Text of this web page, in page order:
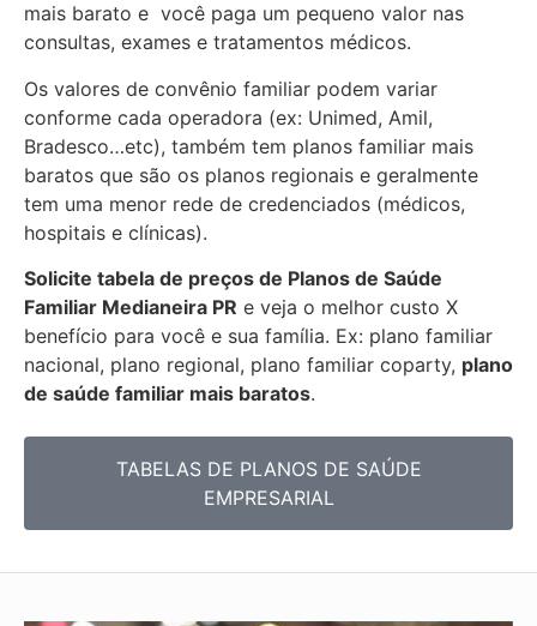
mais barato e você paga um pequeno valor nas
consultas, exames e tratamentos médicos.
Os valores de convênio familiar podem variar
conforme cada operadora (ex: Unimed, Amil,
Bradesco…etc), também tem planos familiar mais
baratos que são os planos regionais e geralmente
tem uma menor rede de credenciados (médicos,
hospitais e clínicas).
Solicite tabela de preços de Planos de Saúde
Familiar Medianeira PR e veja o melhor custo X
benefício para você e sua família. Ex: plano familiar
nacional, plano regional, plano familiar coparty, plano
de saúde familiar mais baratos.
TABELAS DE PLANOS DE SAÚDE
EMPRESARIAL